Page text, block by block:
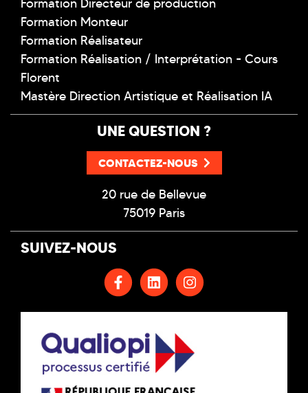
Formation Directeur de production
Formation Monteur
Formation Réalisateur
Formation Réalisation / Interprétation - Cours
Florent
Mastère Direction Artistique et Réalisation IA
UNE QUESTION ?
CONTACTEZ-NOUS
20 rue de Bellevue
75019 Paris
SUIVEZ-NOUS